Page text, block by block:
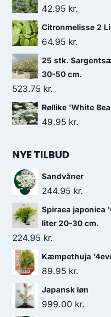
42.95 kr.
Citronmelisse 2
64.95 kr.
25 stk.
30-50 cm.
523.75 kr.
Røllike 'White
49.95 kr.
NYE TILBUD
Sandvåner
244.95 kr.
Spiraea japonica
liter 20-30 cm.
224.95 kr.
Kæmpethuja
89.95 kr.
Japansk løn
999.00 kr.